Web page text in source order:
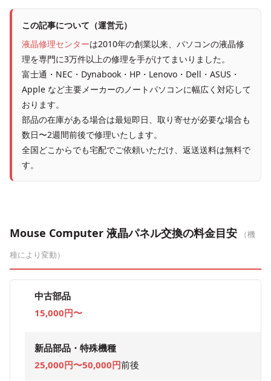
この記事について（運営元）
液晶修理センターは2010年の創業以来、パソコンの液晶修
理を専門に3万件以上の修理を手がけてまいりました。
富士通・NEC・Dynabook・HP・Lenovo・Dell・ASUS・
Apple など主要メーカーのノートパソコンに幅広く対応して
おります。
部品の在庫がある場合は最短即日、取り寄せが必要な場合も
数日〜2週間前後で修理いたします。
全国どこからでも宅配でご依頼いただけ、返送送料は無料で
す。
Mouse Computer 液晶パネル交換の料金目安
（機
種により変動）
中古部品
15,000円〜
新品部品・特殊機種
25,000円〜50,000円前後